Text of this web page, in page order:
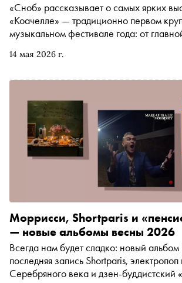
14 мая 2026 г.
«Сноб» рассказывает о самых ярких
«Коачелле» — традиционно первом
музыкальном фестивале года: от
Strokes до Игги Попа и Мадонны
Моррисси, Shortparis и
— новые альбомы весны 2026
Всегда нам будет сладко: новый
последняя запись Shortparis, электропоп
Серебряного века и дзен-буддистский